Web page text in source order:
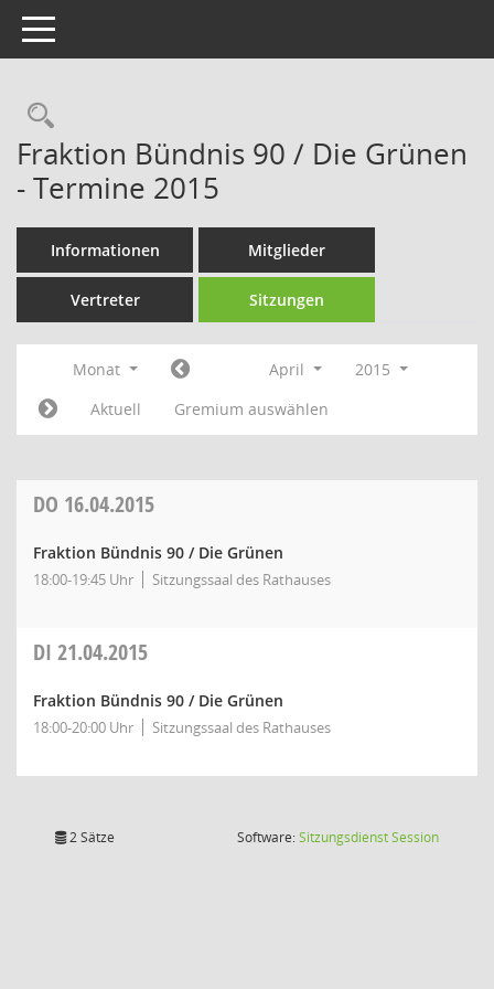
Toggle navigation
Rechercheauswahl
Fraktion Bündnis 90 / Die Grünen
- Termine 2015
Informationen Mitglieder
Vertreter Sitzungen
Monat April
2015
Aktuell
Gremium auswählen
DO 16.04.2015
Fraktion Bündnis 90 / Die Grünen
18:00-19:45 Uhr Sitzungssaal des Rathauses
DI 21.04.2015
Fraktion Bündnis 90 / Die Grünen
18:00-20:00 Uhr Sitzungssaal des Rathauses
2 Sätze Software:SitzungsdienstSession(Wird in